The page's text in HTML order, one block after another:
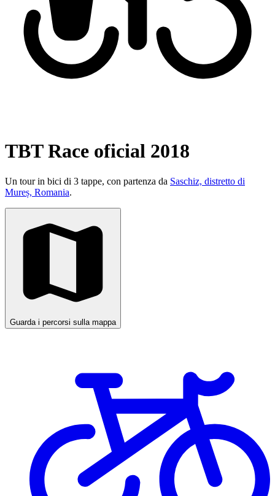
TBT Race oficial 2018
Un tour in bici di 3 tappe, con partenza da Saschiz, distretto di
Mureș, Romania.
Guarda i percorsi sulla mappa